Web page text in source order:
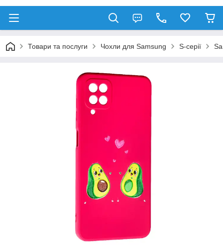
Товари та послуги Чохли для Samsung S-серії